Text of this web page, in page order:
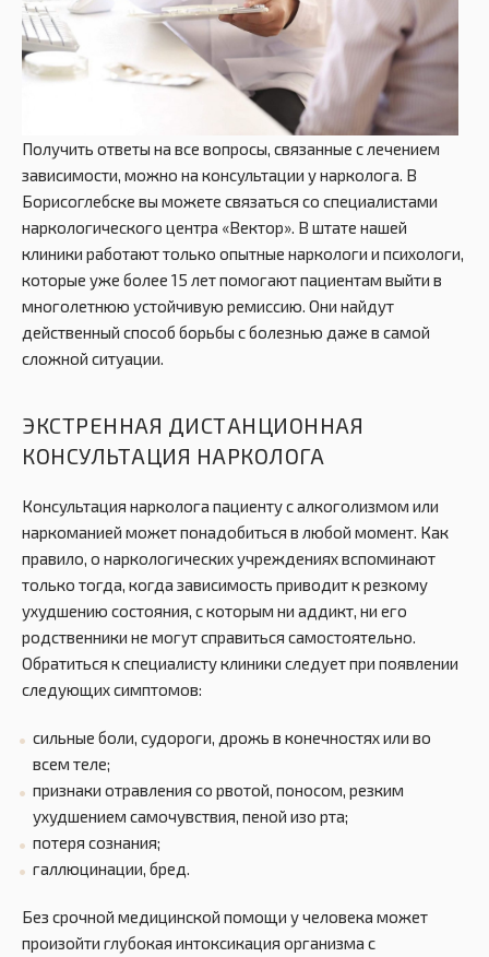
Получить ответы на все вопросы, связанные с лечением
зависимости, можно на консультации у нарколога. В
Борисоглебске вы можете связаться со специалистами
наркологического центра «Вектор». В штате нашей
клиники работают только опытные наркологи и психологи,
которые уже более 15 лет помогают пациентам выйти в
многолетнюю устойчивую ремиссию. Они найдут
действенный способ борьбы с болезнью даже в самой
сложной ситуации.
ЭКСТРЕННАЯ ДИСТАНЦИОННАЯ
КОНСУЛЬТАЦИЯ НАРКОЛОГА
Консультация нарколога пациенту с алкоголизмом или
наркоманией может понадобиться в любой момент. Как
правило, о наркологических учреждениях вспоминают
только тогда, когда зависимость приводит к резкому
ухудшению состояния, с которым ни аддикт, ни его
родственники не могут справиться самостоятельно.
Обратиться к специалисту клиники следует при появлении
следующих симптомов:
сильные боли, судороги, дрожь в конечностях или во
всем теле;
признаки отравления со рвотой, поносом, резким
ухудшением самочувствия, пеной изо рта;
потеря сознания;
галлюцинации, бред.
Без срочной медицинской помощи у человека может
произойти глубокая интоксикация организма с